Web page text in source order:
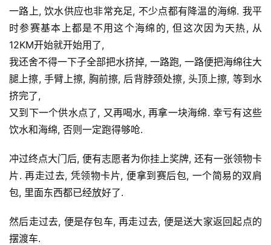
一路上, 饮水供应也非常充足, 不少点都有降温的海绵. 我平
时参赛基本上都是不用这个海绵的, 但这次因为天热, 从
12KM开始就开始用了,
我还舍不得一下子全部把水挤掉, 一路跑, 一路便把海绵往大
腿上擦, 手臂上擦, 胸前擦, 后背脖颈处擦, 头顶上擦, 等到水
挤完了,
又到下一个供水点了, 又再喝水, 再拿一块海绵. 幸亏有这些
饮水和海绵, 否则一定跑得够呛.
冲过终点大门后, 便有志愿者为你挂上奖牌, 还有一张领物卡
片. 再走过去, 凭领物卡片, 便拿到赛后包, 一个简易的双肩
包, 里面东西都已经放好了.
然后走过去, 便是存包车, 再走过去, 便是送大家返回起点的
摆渡车.